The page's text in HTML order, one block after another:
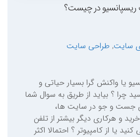
در چیست؟
سایت, طراحی سایت
یا واکنش گرا بسیار حیاتی و
چرا ؟ بیاید از طریق به سوال شما
جست و جو در سایت ها،
و هرکاری دیگر بیشتر از تلفن
یا از کامپیوتر ؟ احتمالا اکثر